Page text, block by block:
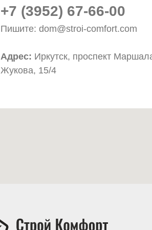
+7 (3952) 67-66-00
Пишите: dom@stroi-comfort.com
Адрес: Иркутск, проспект
Жукова, 15/4